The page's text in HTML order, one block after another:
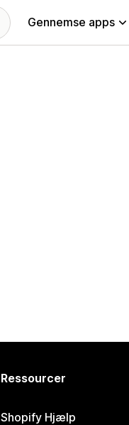
Gennemse apps
Ressourcer
Shopify Hjælp